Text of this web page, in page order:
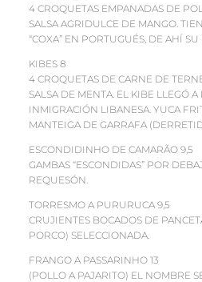
4 CROQUETAS EMPANADAS DE
SALSA AGRIDULCE DE MANGO.
“COXA” EN PORTUGUÉS, DE AHÍ
KIBES 8
4 CROQUETAS DE CARNE DE
SALSA DE MENTA. EL KIBE LLEGÓ
INMIGRACIÓN LIBANESA. YUCA
MANTEIGA DE GARRAFA
ESCONDIDINHO DE CAMARÃO 9,5
GAMBAS “ESCONDIDAS” POR
REQUESÓN.
TORRESMO A PURURUCA 9,5
CRUJIENTES BOCADOS DE
PORCO) SELECCIONADA.
FRANGO A PASSARINHO 13
(POLLO A PAJARITO) EL NOMBRE